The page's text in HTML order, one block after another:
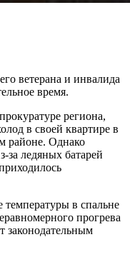
ветерана и инвалида
время.
региона,
в своей квартире в
районе. Однако
ледяных батарей
в спальне
прогрева
законодательным